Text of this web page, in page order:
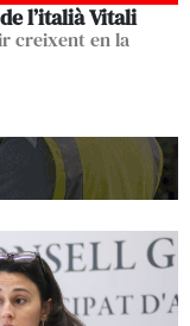
l’italià Vitali
creixent en la